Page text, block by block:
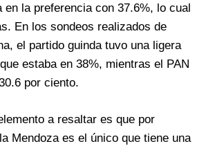
en la preferencia con 37.6%, lo cual
En los sondeos realizados de
el partido guinda tuvo una ligera
estaba en 38%, mientras el PAN
por ciento.
a resaltar es que por
Mendoza es el único que tiene una